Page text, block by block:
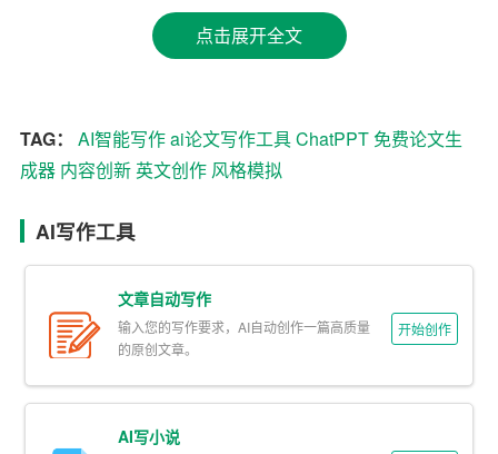
一、AI与英文写作：技术革新与内容创新
AI在英文写作领域的应用，首先体现在内容创新上通过深
学术论文到创意故事的各种文体这些模型不仅能够模仿人
类的语言习惯，还能根据用户的指令进行创作，如撰写一
封商务邮件、创作一部科幻
这种能力极大地拓宽了英文创作的可能性，使得创作不再
二、风格模拟与个性化表达
AI的另一大突破在于对作者风格的精准模拟通过分析特定
作家的作品，AI能够学习到其独特的词汇选择、句式结构
和叙述方式，进而模仿其风格进行创作这对于文学研究、
点击展开全文
TAG： AI智能写作ai论文写作工具ChatPPT 免费论文生
成器 内容创新 英文创作 风格模拟
AI写作工具
文章自动写作
输入您的写作要求，AI自动创作一篇高质量
的原创文章。
开始创作
AI写小说